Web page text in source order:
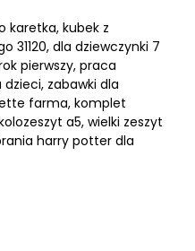
karetka, kubek z
31120, dla dziewczynki 7
pierwszy, praca
dzieci, zabawki dla
farma, komplet
a5, wielki zeszyt
harry potter dla